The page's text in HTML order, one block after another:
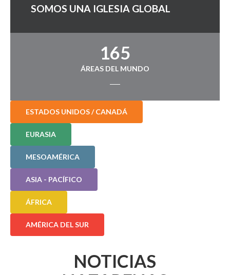
SOMOS UNA IGLESIA GLOBAL
165
ÁREAS DEL MUNDO
ESTADOS UNIDOS / CANADÁ
EURASIA
MESOAMÉRICA
ASIA - PACÍFICO
ÁFRICA
AMÉRICA DEL SUR
NOTICIAS